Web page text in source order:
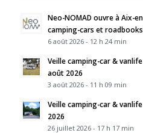
Neo-NOMAD ouvre à Aix-
camping-cars et
6 août 2026 - 12 h 24 min
Veille camping-car &
août 2026
3 août 2026 - 11 h 09 min
Veille camping-car &
2026
26 juillet 2026 - 17 h 17 min